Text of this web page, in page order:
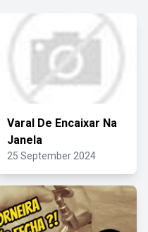
Varal De Encaixar Na
Janela
25 September 2024